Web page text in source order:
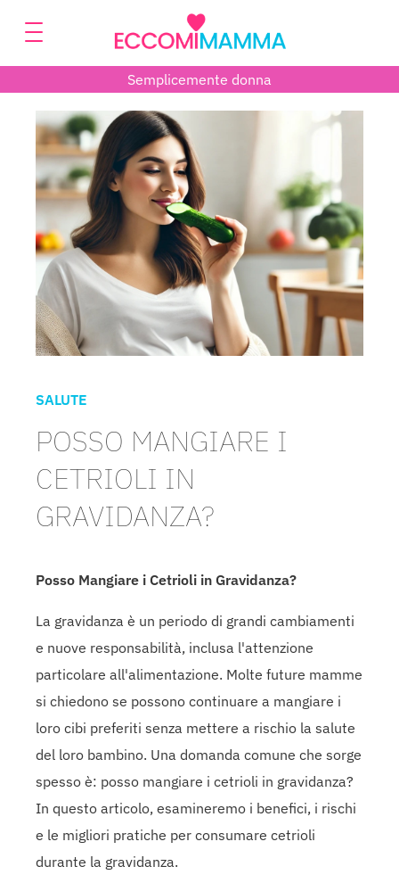
Semplicemente donna
SALUTE
POSSO MANGIARE I
CETRIOLI IN
GRAVIDANZA?
Posso Mangiare i Cetrioli in Gravidanza?
La gravidanza è un periodo di grandi cambiamenti
e nuove responsabilità, inclusa l'attenzione
particolare all'alimentazione. Molte future mamme
si chiedono se possono continuare a mangiare i
loro cibi preferiti senza mettere a rischio la salute
del loro bambino. Una domanda comune che sorge
spesso è: posso mangiare i cetrioli in gravidanza?
In questo articolo, esamineremo i benefici, i rischi
e le migliori pratiche per consumare cetrioli
durante la gravidanza.